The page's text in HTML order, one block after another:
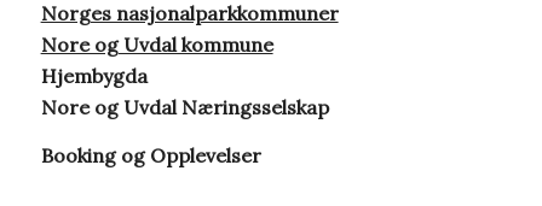
Norges nasjonalparkkommuner
Nore og Uvdal kommune
Hjembygda
Nore og Uvdal Næringsselskap
Booking og Opplevelser